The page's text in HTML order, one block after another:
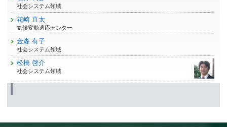
社会システム領域
花崎 直太
気候変動適応センター
金森 有子
社会システム領域
松橋 啓介
社会システム領域